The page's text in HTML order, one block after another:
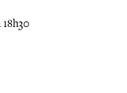
18h30